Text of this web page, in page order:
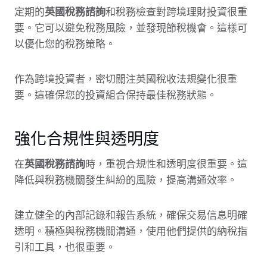
定期的英國稅務諮詢和稅務檢查對跨境理財投資很重
要。它可以避免稅務風險，並發現節稅機會。這樣可
以優化您的稅務策略。
作為跨境投資者，密切關注英國稅收法規變化很重
要。這確保您的投資組合保持最佳稅務狀態。
強化合規性與透明度
在英國稅務諮詢時，重視合規性和透明度很重要。這
降低與稅務機關發生糾紛的風險，提高溝通效率。
建立健全的內部記錄和報告系統，確保交易信息明確
透明。積極與稅務機關溝通，使用他們提供的納稅指
引和工具，也很重要。